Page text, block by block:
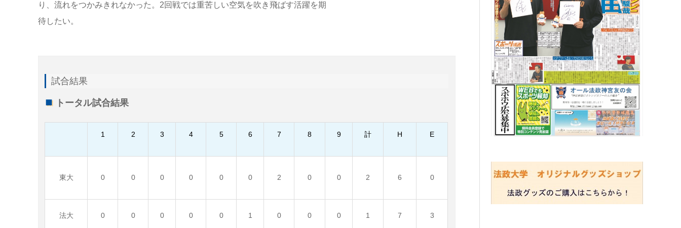
り、流れをつかみきれなかった。2回戦では重苦しい空気を吹き飛ばす活躍を期
待したい。
試合結果
トータル試合結果
1 2 3 4 5 6 7 8 9 計 H E
東大 0 0 0 0 0 0 2 0 0 2 6 0
法大 0 0 0 0 0 1 0 0 0 1 7 3